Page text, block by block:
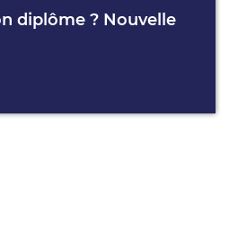
diplôme ? Nouvelle